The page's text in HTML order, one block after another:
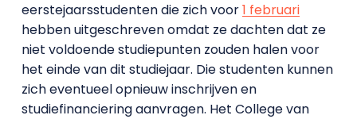
eerstejaarsstudenten die zich voor1 februari
hebben uitgeschreven omdat ze dachten dat ze
niet voldoende studiepunten zouden halen voor
het einde van dit studiejaar. Die studenten kunnen
zich eventueel opnieuw inschrijven en
studiefinanciering aanvragen. Het College van